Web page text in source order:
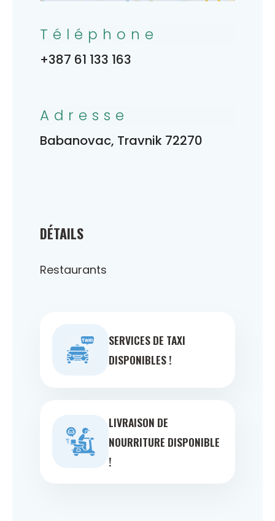
DÉTAILS
Restaurants
SERVICES DE TAXI
DISPONIBLES !
LIVRAISON DE
NOURRITURE DISPONIBLE
!
Téléphone
+387 61 133 163
Adresse
Babanovac, Travnik 72270